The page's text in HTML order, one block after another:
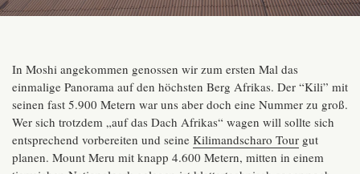
In Moshi angekommen genossen wir zum ersten Mal das
einmalige Panorama auf den höchsten Berg Afrikas. Der “Kili” mit
seinen fast 5.900 Metern war uns aber doch eine Nummer zu groß.
Wer sich trotzdem „auf das Dach Afrikas“ wagen will sollte sich
entsprechend vorbereiten und seine Kilimandscharo Tour gut
planen. Mount Meru mit knapp 4.600 Metern, mitten in einem